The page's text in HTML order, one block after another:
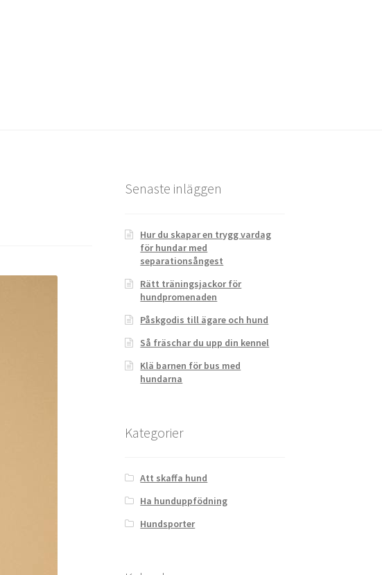
Senaste inläggen
Hur du skapar en trygg vardag
för hundar med
separationsångest
Rätt träningsjackor för
hundpromenaden
Påskgodis till ägare och hund
Så fräschar du upp din kennel
Klä barnen för bus med
hundarna
Kategorier
Att skaffa hund
Ha hunduppfödning
Hundsporter